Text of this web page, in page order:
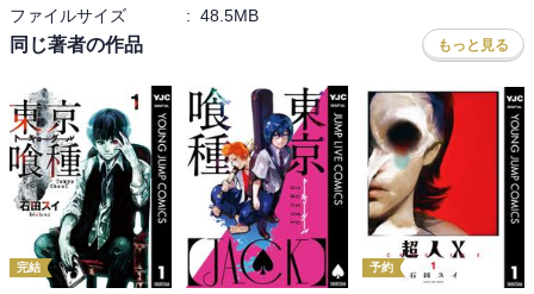
ファイルサイズ
: 48.5MB
同じ著者の作品 もっと見る
完結 予約